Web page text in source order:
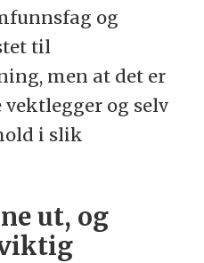
og
til
men at det er
og selv
i slik
ut, og